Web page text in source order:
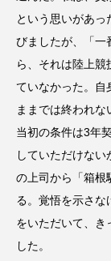
という思いがあ
びましたが、「一
ら、それは陸上競
ていなかった。自
ままでは終われな
当初の条件は3年
していただけな
の上司から「箱根
る。覚悟を示さな
をいただいて、き
した。